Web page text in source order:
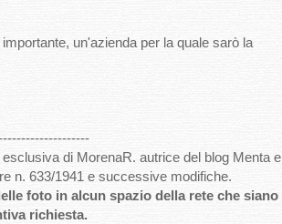
un'azienda per la quale sarò la
di MorenaR. autrice del blog Menta e
n. 633/1941 e successive modifiche.
foto in alcun spazio della rete che siano
richiesta.